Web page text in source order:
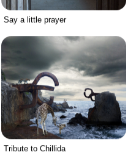
Say a little prayer
Tribute to Chillida